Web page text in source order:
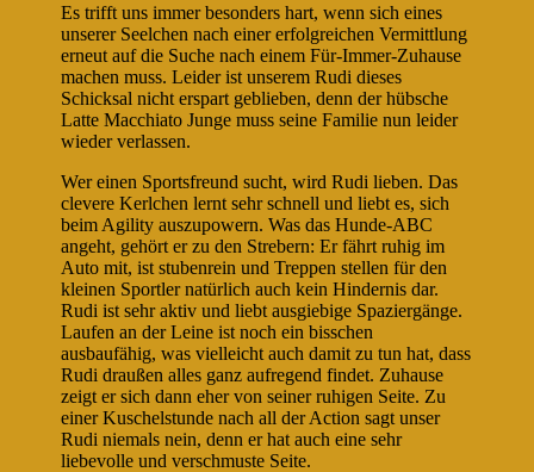
Es trifft uns immer besonders hart, wenn sich eines
unserer Seelchen nach einer erfolgreichen Vermittlung
erneut auf die Suche nach einem Für-Immer-Zuhause
machen muss. Leider ist unserem Rudi dieses
Schicksal nicht erspart geblieben, denn der hübsche
Latte Macchiato Junge muss seine Familie nun leider
wieder verlassen.
Wer einen Sportsfreund sucht, wird Rudi lieben. Das
clevere Kerlchen lernt sehr schnell und liebt es, sich
beim Agility auszupowern. Was das Hunde-ABC
angeht, gehört er zu den Strebern: Er fährt ruhig im
Auto mit, ist stubenrein und Treppen stellen für den
kleinen Sportler natürlich auch kein Hindernis dar.
Rudi ist sehr aktiv und liebt ausgiebige Spaziergänge.
Laufen an der Leine ist noch ein bisschen
ausbaufähig, was vielleicht auch damit zu tun hat, dass
Rudi draußen alles ganz aufregend findet. Zuhause
zeigt er sich dann eher von seiner ruhigen Seite. Zu
einer Kuschelstunde nach all der Action sagt unser
Rudi niemals nein, denn er hat auch eine sehr
liebevolle und verschmuste Seite.